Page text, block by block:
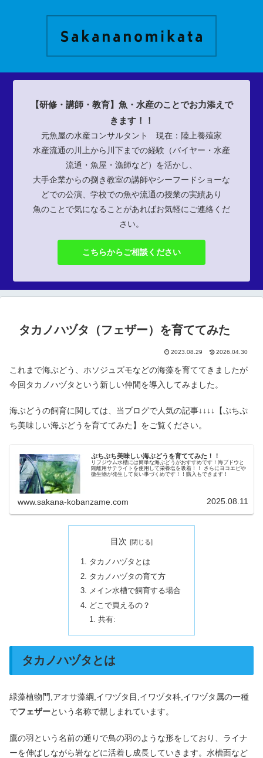
【研修・講師・教育】魚・水産のことでお力添えで
きます！！
元魚屋の水産コンサルタント 現在：陸上養殖家
水産流通の川上から川下までの経験（バイヤー・水産
流通・魚屋・漁師など）を活かし、
大手企業からの捌き教室の講師やシーフードショーな
どでの公演、学校での魚や流通の授業の実績あり
魚のことで気になることがあればお気軽にご連絡くだ
さい。
こちらからご相談ください
タカノハヅタ（フェザー）を育ててみた
2023.08.29 2026.04.30
これまで海ぶどう、ホソジュズモなどの海藻を育ててきましたが
今回タカノハヅタという新しい仲間を導入してみました。
海ぶどうの飼育に関しては、当ブログで人気の記事↓↓↓↓【ぷちぷ
ち美味しい海ぶどうを育ててみた】をご覧ください。
ぷちぷち美味しい海ぶどうを育ててみた！！
リフジウム水槽には簡単な海ぶどうがおすすめです！海ブドウと
隔離用サテライトを使用して栄養塩を吸着！！ さらにヨコエビや
微生物が発生して良い事づくめです！！購入もできます！
www.sakana-kobanzame.com 2025.08.11
目次
タカノハヅタとは
タカノハヅタの育て方
メイン水槽で飼育する場合
どこで買えるの？
共有:
タカノハヅタとは
緑藻植物門,アオサ藻綱,イワヅタ目,イワヅタ科,イワヅタ属の一種
でフェザーという名称で親しまれています。
鷹の羽という名前の通りで鳥の羽のような形をしており、ライナ
ーを伸ばしながら岩などに活着し成長していきます。水槽面など